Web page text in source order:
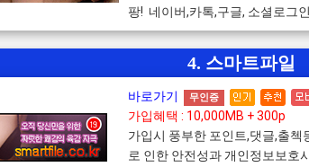
팡! 네이버,카톡,구글, 소셜로그
4. 스마트파일
바로가기 무인증
가입혜택 : 10,000MB + 300p
가입시 풍부한 포인트,댓글,출
로 인한 안전성과 개인정보보호